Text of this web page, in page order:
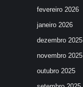
fevereiro 2026
janeiro 2026
dezembro 2025
novembro 2025
outubro 2025